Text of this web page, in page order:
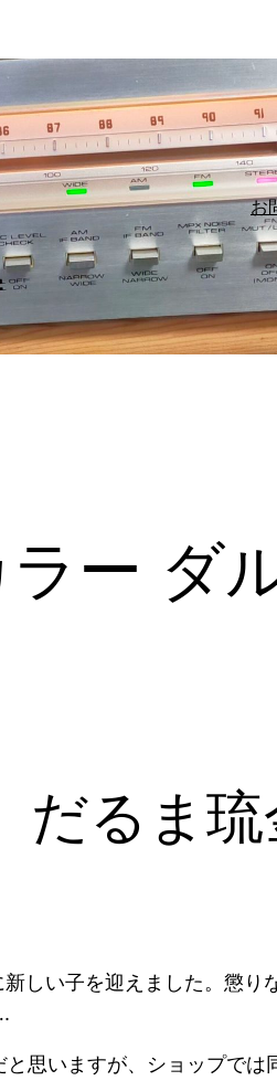
お
ー ダ
だるま
しい子を迎えました。懲
思いますが、ショップで